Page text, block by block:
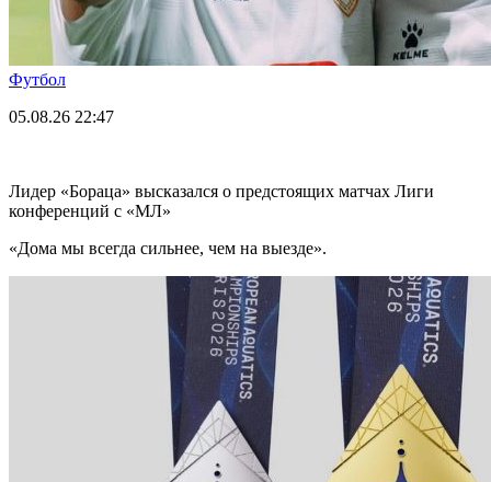
Футбол
05.08.26 22:47
Лидер «Бораца» высказался о предстоящих матчах Лиги
конференций с «МЛ»
«Дома мы всегда сильнее, чем на выезде».